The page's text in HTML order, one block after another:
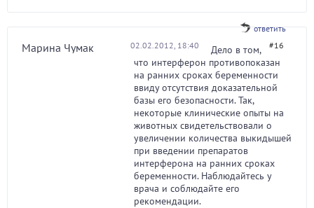
ответить
Марина Чумак 02.02.2012, 18:40 #16
Дело в том,
что интерферон противопоказан
на ранних сроках беременности
ввиду отсутствия доказательной
базы его безопасности. Так,
некоторые клинические опыты на
животных свидетельствовали о
увеличении количества выкидышей
при введении препаратов
интерферона на ранних сроках
беременности. Наблюдайтесь у
врача и соблюдайте его
рекомендации.